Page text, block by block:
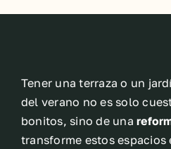
Tener una terraza o un
del verano no es solo
bonitos, sino de una
transforme estos espacios